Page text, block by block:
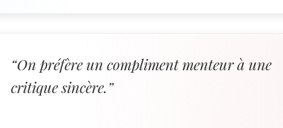
“On préfère un compliment menteur à une
critique sincère.”